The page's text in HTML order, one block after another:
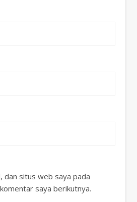
dan situs web saya pada
saya berikutnya.